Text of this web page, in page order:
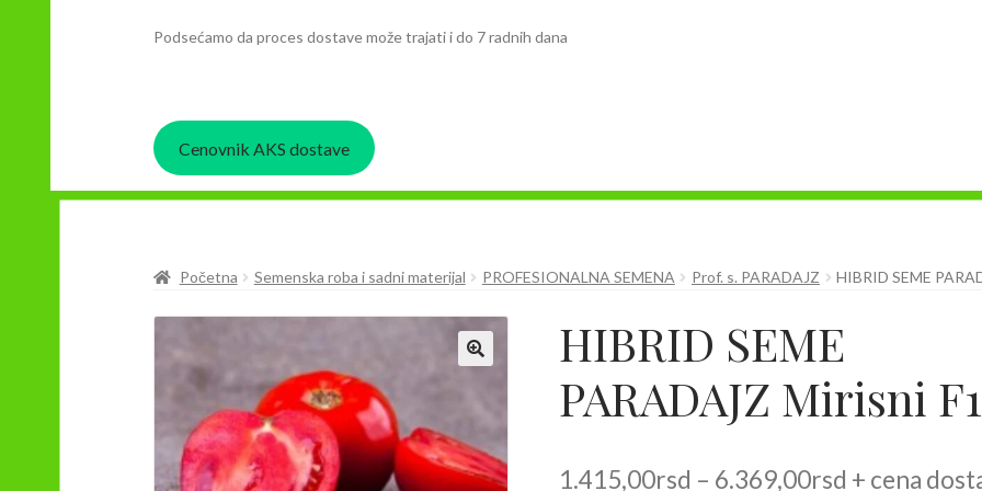
Podsećamo da proces dostave može trajati i do 7 radnih dana
Cenovnik AKS dostave
Početna Semenska roba i sadni materijal PROFESIONALNA SEMENA Prof. s. PARADAJZ HIBRID SEME
HIBRID SEME
PARADAJZ Mirisni F1
1.415,00rsd – 6.369,00rsd Raspon
+ cena